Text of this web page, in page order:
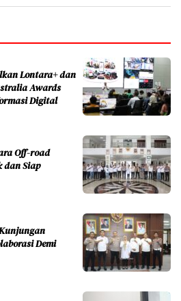
Lontara+ dan
Awards
Digital
Off-road
dan Siap
Demi